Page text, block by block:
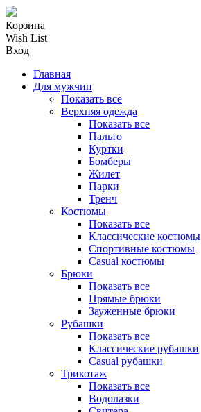
Корзина
Wish List
Вход
Главная
Для мужчин
Показать все
Верхняя одежда
Показать все
Пальто
Куртки
Бомберы
Жилет
Парки
Тренч
Костюмы
Показать все
Классические костюмы
Спортивные костюмы
Casual костюмы
Брюки
Показать все
Прямые брюки
Зауженные брюки
Рубашки
Показать все
Классические рубашки
Casual рубашки
Трикотаж
Показать все
Водолазки